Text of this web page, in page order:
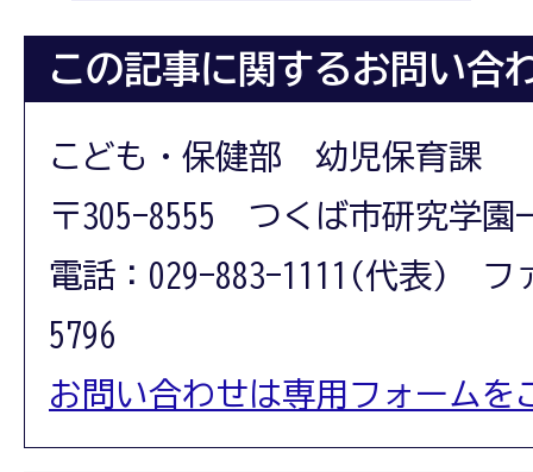
この記事に関するお問い合
こども・保健部 幼児保育課
〒305-8555 つくば市研究学園
電話：029-883-1111(代表) フ
5796
お問い合わせは専用フォームを